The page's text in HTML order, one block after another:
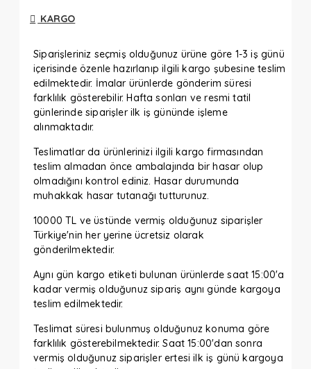
KARGO
Siparişleriniz seçmiş olduğunuz ürüne göre 1-3 iş günü
içerisinde özenle hazırlanıp ilgili kargo şubesine teslim
edilmektedir. İmalar ürünlerde gönderim süresi
farklılık gösterebilir. Hafta sonları ve resmi tatil
günlerinde siparişler ilk iş gününde işleme
alınmaktadır.
Teslimatlar da ürünlerinizi ilgili kargo firmasından
teslim almadan önce ambalajında bir hasar olup
olmadığını kontrol ediniz. Hasar durumunda
muhakkak hasar tutanağı tutturunuz.
10000 TL ve üstünde vermiş olduğunuz siparişler
Türkiye'nin her yerine ücretsiz olarak
gönderilmektedir.
Aynı gün kargo etiketi bulunan ürünlerde saat 15:00'a
kadar vermiş olduğunuz sipariş aynı günde kargoya
teslim edilmektedir.
Teslimat süresi bulunmuş olduğunuz konuma göre
farklılık gösterebilmektedir. Saat 15:00'dan sonra
vermiş olduğunuz siparişler ertesi ilk iş günü kargoya